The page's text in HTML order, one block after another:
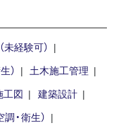
経験可）
）
土木施工管理
工図
建築設計
・衛生）